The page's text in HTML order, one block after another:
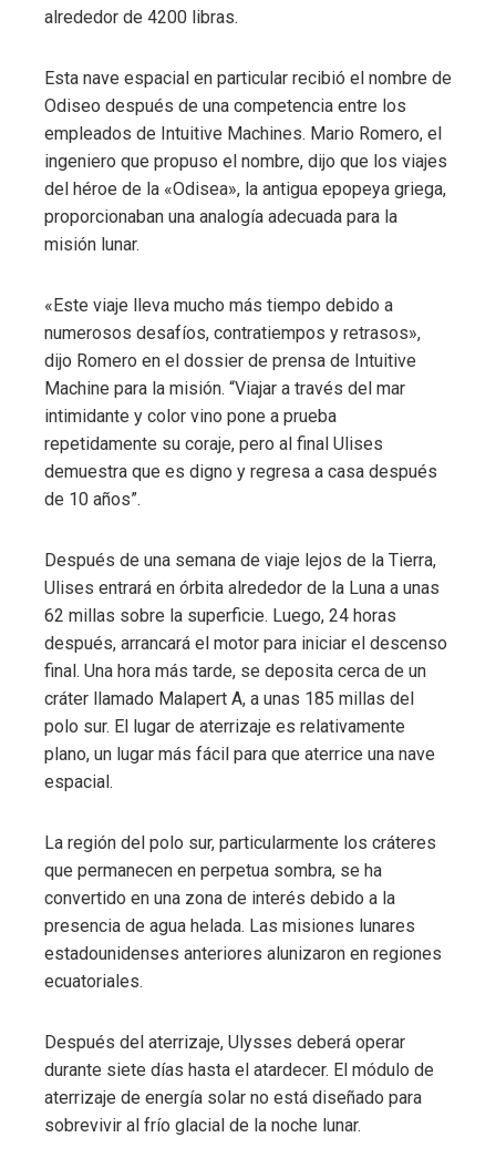
alrededor de 4200 libras.
Esta nave espacial en particular recibió el nombre de
Odiseo después de una competencia entre los
empleados de Intuitive Machines. Mario Romero, el
ingeniero que propuso el nombre, dijo que los viajes
del héroe de la «Odisea», la antigua epopeya griega,
proporcionaban una analogía adecuada para la
misión lunar.
«Este viaje lleva mucho más tiempo debido a
numerosos desafíos, contratiempos y retrasos»,
dijo Romero en el dossier de prensa de Intuitive
Machine para la misión. “Viajar a través del mar
intimidante y color vino pone a prueba
repetidamente su coraje, pero al final Ulises
demuestra que es digno y regresa a casa después
de 10 años”.
Después de una semana de viaje lejos de la Tierra,
Ulises entrará en órbita alrededor de la Luna a unas
62 millas sobre la superficie. Luego, 24 horas
después, arrancará el motor para iniciar el descenso
final. Una hora más tarde, se deposita cerca de un
cráter llamado Malapert A, a unas 185 millas del
polo sur. El lugar de aterrizaje es relativamente
plano, un lugar más fácil para que aterrice una nave
espacial.
La región del polo sur, particularmente los cráteres
que permanecen en perpetua sombra, se ha
convertido en una zona de interés debido a la
presencia de agua helada. Las misiones lunares
estadounidenses anteriores alunizaron en regiones
ecuatoriales.
Después del aterrizaje, Ulysses deberá operar
durante siete días hasta el atardecer. El módulo de
aterrizaje de energía solar no está diseñado para
sobrevivir al frío glacial de la noche lunar.